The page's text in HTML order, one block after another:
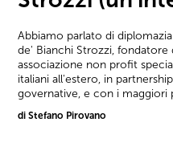
Abbiamo parlato di
de' Bianchi Strozzi, fondatore
associazione non profit
italiani all'estero, in
governative, e con i maggiori
di Stefano Pirovano